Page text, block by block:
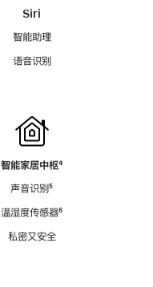
Siri
智能助理
语音识别
智能家居中枢脚
⁴
声音识别脚
⁵
温湿度传感器脚
⁶
私密又安全